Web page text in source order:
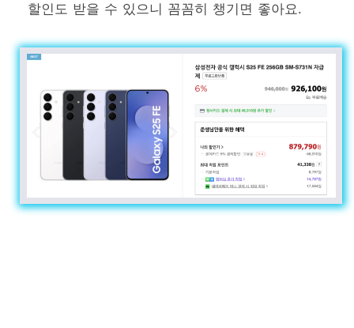
할인도 받을 수 있으니 꼼꼼히 챙기면 좋아요.